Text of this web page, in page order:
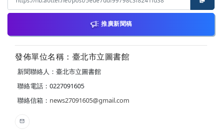
推廣新聞稿
發佈單位名稱：臺北市立圖書館
新聞聯絡人：臺北市立圖書館
聯絡電話：0227091605
聯絡信箱： news27091605@gmail.com